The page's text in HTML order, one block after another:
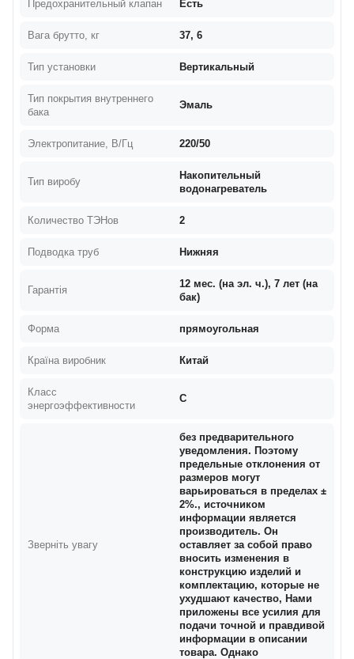
Предохранительный клапан Есть
Вага брутто, кг 37, 6
Тип установки Вертикальный
Тип покрытия внутреннего
бака
Эмаль
Электропитание, В/Гц 220/50
Тип виробу
Накопительный
водонагреватель
Количество ТЭНов 2
Подводка труб Нижняя
Гарантія
12 мес. (на эл. ч.), 7 лет (на
бак)
Форма прямоугольная
Країна виробник Китай
Класс
энергоэффективности
C
Зверніть увагу
без предварительного
уведомления. Поэтому
предельные отклонения от
размеров могут
варьироваться в пределах ±
2%., источником
информации является
производитель. Он
оставляет за собой право
вносить изменения в
конструкцию изделий и
комплектацию, которые не
ухудшают качество, Нами
приложены все усилия для
подачи точной и правдивой
информации в описании
товара. Однако